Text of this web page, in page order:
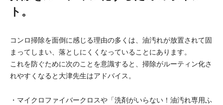
ト。
コンロ掃除を面倒に感じる理由の多くは、油汚れが放置されて固
まってしまい、落としにくくなっていることにあります。
これを防ぐために次のことを意識すると、掃除がルーティン化さ
れやすくなると大津先生はアドバイス。
・マイクロファイバークロスや 「洗剤がいらない！油汚れ専用ふ